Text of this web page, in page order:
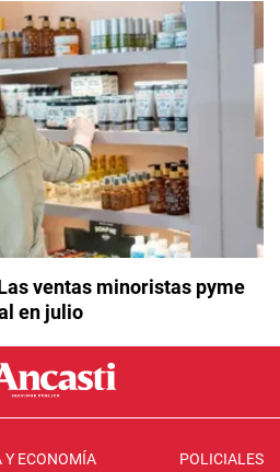
ventas minoristas pyme
en julio
Y ECONOMÍA POLICIALES